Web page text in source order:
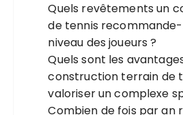
Quels revêtements un
de tennis
niveau des joueurs ?
Quels sont les
construction terrain de
valoriser un complexe
Combien de fois par an